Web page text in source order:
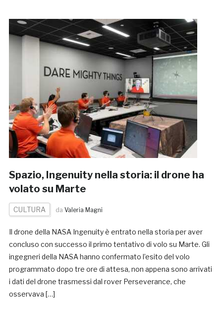
Spazio, Ingenuity nella storia: il drone ha
volato su Marte
CULTURA da Valeria Magni
Il drone della NASA Ingenuity è entrato nella storia per aver
concluso con successo il primo tentativo di volo su Marte. Gli
ingegneri della NASA hanno confermato l’esito del volo
programmato dopo tre ore di attesa, non appena sono arrivati
i dati del drone trasmessi dal rover Perseverance, che
osservava […]